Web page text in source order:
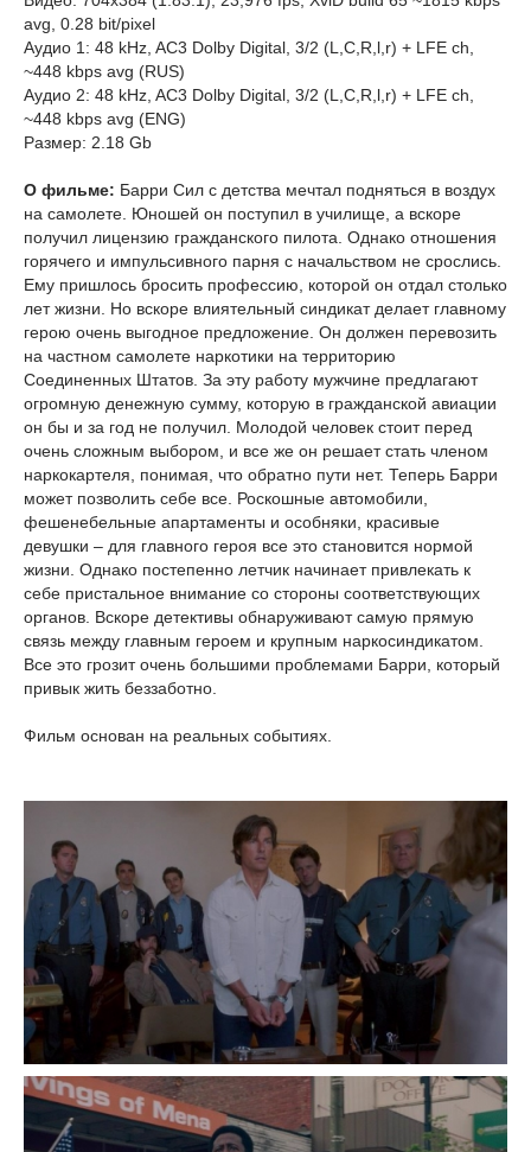
avg, 0.28 bit/pixel
Аудио 1: 48 kHz, AC3 Dolby Digital, 3/2 (L,C,R,l,r) + LFE ch,
~448 kbps avg (RUS)
Аудио 2: 48 kHz, AC3 Dolby Digital, 3/2 (L,C,R,l,r) + LFE ch,
~448 kbps avg (ENG)
Размер: 2.18 Gb
О фильме: Барри Сил с детства мечтал подняться в воздух
на самолете. Юношей он поступил в училище, а вскоре
получил лицензию гражданского пилота. Однако отношения
горячего и импульсивного парня с начальством не срослись.
Ему пришлось бросить профессию, которой он отдал столько
лет жизни. Но вскоре влиятельный синдикат делает главному
герою очень выгодное предложение. Он должен перевозить
на частном самолете наркотики на территорию
Соединенных Штатов. За эту работу мужчине предлагают
огромную денежную сумму, которую в гражданской авиации
он бы и за год не получил. Молодой человек стоит перед
очень сложным выбором, и все же он решает стать членом
наркокартеля, понимая, что обратно пути нет. Теперь Барри
может позволить себе все. Роскошные автомобили,
фешенебельные апартаменты и особняки, красивые
девушки – для главного героя все это становится нормой
жизни. Однако постепенно летчик начинает привлекать к
себе пристальное внимание со стороны соответствующих
органов. Вскоре детективы обнаруживают самую прямую
связь между главным героем и крупным наркосиндикатом.
Все это грозит очень большими проблемами Барри, который
привык жить беззаботно.
Фильм основан на реальных событиях.